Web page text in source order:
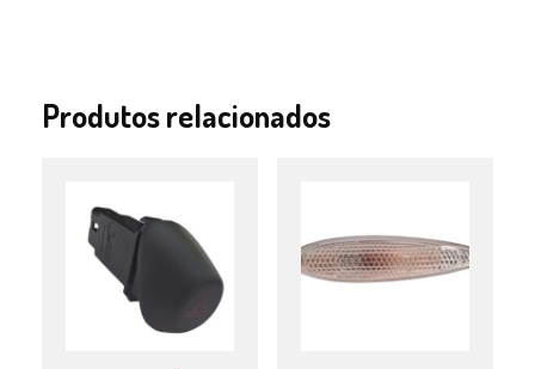
Produtos relacionados